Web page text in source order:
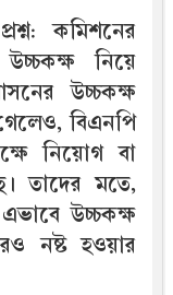
কমিশনের
নিয়ে
উচ্চকক্ষ
গেলেও, বিএনপি
নিয়োগ বা
তাদের মতে,
উচ্চকক্ষ
নষ্ট হওয়ার